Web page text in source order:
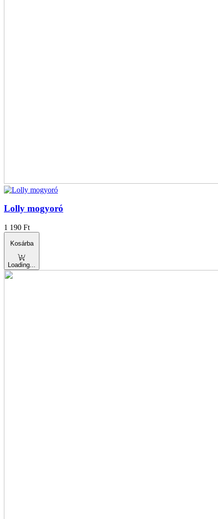
Lolly mogyoró
1 190 Ft
Kosárba
Loading...